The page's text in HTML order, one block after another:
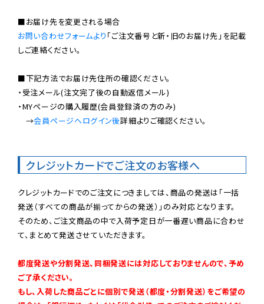
お問い合わせフォームより 「ご注文番号と新・旧のお届け先」を記載
しご連絡ください。
■下記方法でお届け先住所の確認ください。
・受注メール(注文完了後の自動返信メール)
・MYページの購入履歴(会員登録済の方のみ)
→会員ページへログイン後詳細よりご確認ください。
クレジットカードでご注文のお客様へ
クレジットカードでのご注文につきましては、商品の発送は「一括
発送（すべての商品が揃ってからの発送）」のみ対応となります。
そのため、ご注文商品の中で入荷予定日が一番遅い商品に合わせ
て、まとめて発送させていただきます。
都度発送や分割発送、同梱発送には対応しておりませんので、予め
ご了承ください。
もし、入荷した商品ごとに個別で発送（都度・分割発送）をご希望の